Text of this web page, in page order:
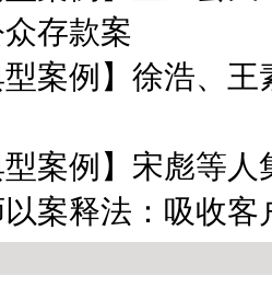
存款案
型案例】徐浩、
型案例】宋彪等
以案释法：吸收